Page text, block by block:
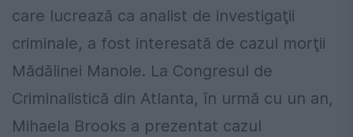
care lucrează ca analist de investigaţii
criminale, a fost interesată de cazul morţii
Mădălinei Manole. La Congresul de
Criminalistică din Atlanta, în urmă cu un an,
Mihaela Brooks a prezentat cazul